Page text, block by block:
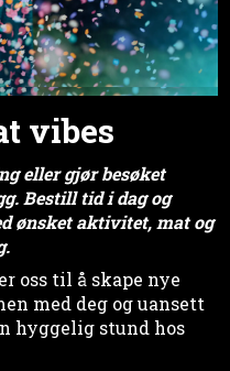
vibes
eller gjør besøket
Bestill tid i dag og
ønsket aktivitet, mat og
oss til å skape nye
med deg og uansett
hyggelig stund hos